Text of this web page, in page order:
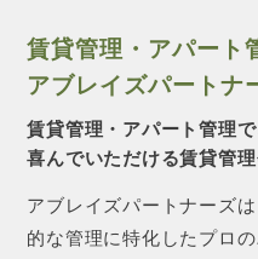
賃貸管理・アパート
アブレイズパートナ
賃貸管理・アパート管理
喜んでいただける賃貸管理
アブレイズパートナーズ
的な管理に特化したプロの